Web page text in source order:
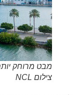
מבט מרוחק יותר
צילום NCL